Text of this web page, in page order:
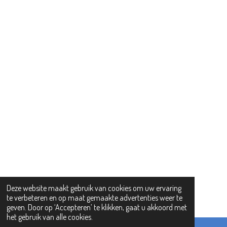
Deze website maakt gebruik van cookies om uw ervaring
te verbeteren en op maat gemaakte advertenties weer te
geven. Door op ‘Accepteren’ te klikken, gaat u akkoord met
het gebruik van alle cookies.